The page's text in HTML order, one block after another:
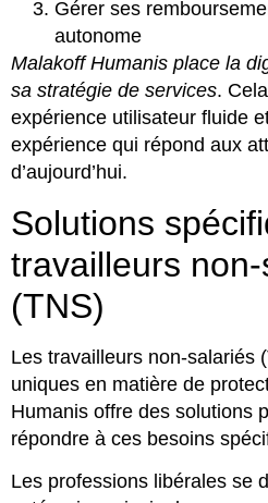
Gérer ses
autonome
Malakoff Humanis place la
sa stratégie de services.
expérience utilisateur fluide
expérience qui répond aux
d’aujourd’hui.
Solutions
travailleurs
(TNS)
Les travailleurs non-salariés
uniques en matière de
Humanis offre des solutions
répondre à ces besoins
Les professions libérales se